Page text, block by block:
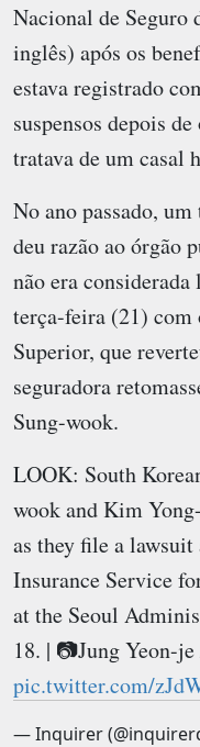
Nacional de Seguro
inglês) após os
estava registrado
suspensos depois
tratava de um casal
No ano passado,
deu razão ao órgão
não era
terça-feira (21) com
Superior, que
seguradora
Sung-wook.
LOOK: South
wook and Kim
as they file a
Insurance Service
at the Seoul
18. | 📷Jung Yeon-
pic.twitter.com/
— Inquirer